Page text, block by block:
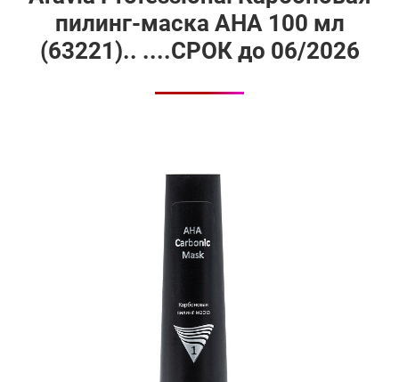
пилинг-маска AHA 100 мл
(63221).. ....СРОК до 06/2026